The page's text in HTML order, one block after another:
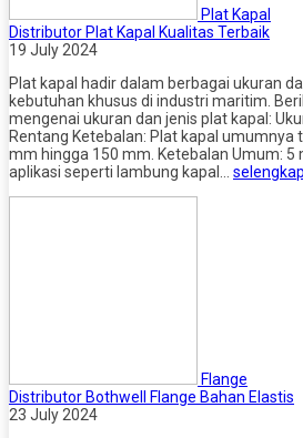
Plat Kapal
Distributor Plat Kapal Kualitas Terbaik
19 July 2024
Plat kapal hadir dalam berbagai ukuran
kebutuhan khusus di industri maritim.
mengenai ukuran dan jenis plat kapal:
Rentang Ketebalan: Plat kapal umumnya
mm hingga 150 mm. Ketebalan Umum:
aplikasi seperti lambung kapal…
Flange
Distributor Bothwell Flange Bahan Elastis
23 July 2024